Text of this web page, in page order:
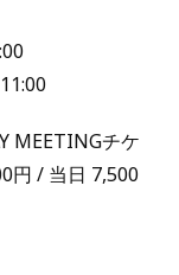
MEETINGチケ
円 / 当日 7,500